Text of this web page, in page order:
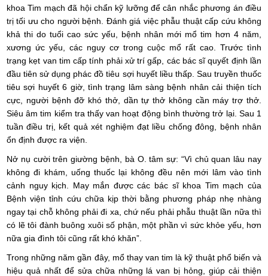
khoa Tim mạch đã hội chẩn kỹ lưỡng để cân nhắc phương án điều
trị tối ưu cho người bệnh. Đánh giá việc phẫu thuật cấp cứu không
khả thi do tuổi cao sức yếu, bệnh nhân mới mổ tim hơn 4 năm,
xương ức yếu, các nguy cơ trong cuộc mổ rất cao. Trước tình
trạng kẹt van tim cấp tính phải xử trí gấp, các bác sĩ quyết định lần
đầu tiên sử dụng phác đồ tiêu sợi huyết liều thấp. Sau truyền thuốc
tiêu sợi huyết 6 giờ, tình trạng lâm sàng bệnh nhân cải thiện tích
cực, người bệnh đỡ khó thở, dần tự thở không cần máy trợ thở.
Siêu âm tim kiểm tra thấy van hoạt động bình thường trở lại. Sau 1
tuần điều trị, kết quả xét nghiệm đạt liều chống đông, bệnh nhân
ổn định được ra viện.
Nở nụ cười trên giường bệnh, bà O. tâm sự: “Vì chủ quan lâu nay
không đi khám, uống thuốc lại không đều nên mới lâm vào tình
cảnh nguy kịch. May mắn được các bác sĩ khoa Tim mạch của
Bệnh viện tỉnh cứu chữa kịp thời bằng phương pháp nhẹ nhàng
ngay tại chỗ không phải đi xa, chứ nếu phải phẫu thuật lần nữa thì
có lẽ tôi đành buông xuôi số phận, một phần vì sức khỏe yếu, hơn
nữa gia đình tôi cũng rất khó khăn”.
Trong những năm gần đây, mổ thay van tim là kỹ thuật phổ biến và
hiệu quả nhất để sửa chữa những lá van bị hỏng, giúp cải thiện